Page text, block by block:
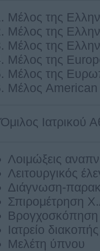
Μέλος της
Μέλος της
Μέλος της
Μέλος της
Μέλος της
Μέλος
Όμιλος Ιατρικού
Λοιμώξεις
Λειτουργικός
Διάγνωση-
Σπιρομέτρηση
Βρογχοσκόπηση
Ιατρείο
Μελέτη ύπνου